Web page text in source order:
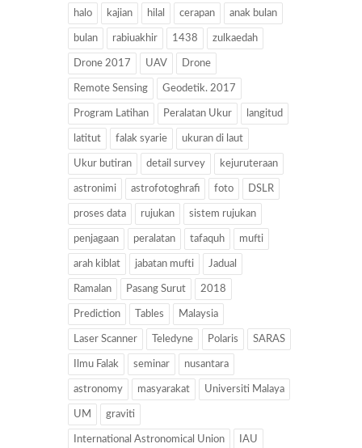
halo kajian hilal cerapan anak bulan
bulan rabiuakhir 1438 zulkaedah
Drone 2017 UAV Drone
Remote Sensing Geodetik. 2017
Program Latihan Peralatan Ukur langitud
latitut falak syarie ukuran di laut
Ukur butiran detail survey kejuruteraan
astronimi astrofotoghrafi foto DSLR
proses data rujukan sistem rujukan
penjagaan peralatan tafaquh mufti
arah kiblat jabatan mufti Jadual
Ramalan Pasang Surut 2018
Prediction Tables Malaysia
Laser Scanner Teledyne Polaris SARAS
Ilmu Falak seminar nusantara
astronomy masyarakat Universiti Malaya
UM graviti
International Astronomical Union IAU